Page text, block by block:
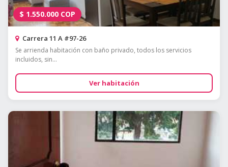
$ 1.550.000 COP
Carrera 11 A #97-26
Se arrienda habitación con baño privado, todos los servicios
incluidos, sin...
Ver habitación